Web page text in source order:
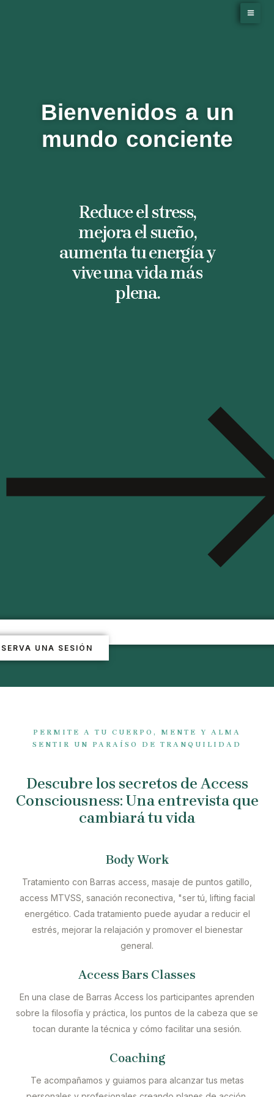
Bienvenidos a un
mundo conciente
Reduce el stress,
mejora el sueño,
aumenta tu energía y
vive una vida más
plena.
UNA SESIÓN
PERMITE A TU CUERPO, MENTE Y ALMA
SENTIR UN PARAÍSO DE TRANQUILIDAD
Descubre los secretos de Access
Consciousness: Una entrevista que
cambiará tu vida
Body Work
Tratamiento con Barras access, masaje de puntos gatillo,
access MTVSS, sanación reconectiva, "ser tú, lifting facial
energético. Cada tratamiento puede ayudar a reducir el
estrés, mejorar la relajación y promover el bienestar
general.
Access Bars Classes
En una clase de Barras Access los participantes aprenden
sobre la filosofía y práctica, los puntos de la cabeza que se
tocan durante la técnica y cómo facilitar una sesión.
Coaching
Te acompañamos y guiamos para alcanzar tus metas